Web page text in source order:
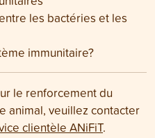
les bactéries et les
immunitaire?
le renforcement du
animal, veuillez contacter
clientèle ANiFiT.